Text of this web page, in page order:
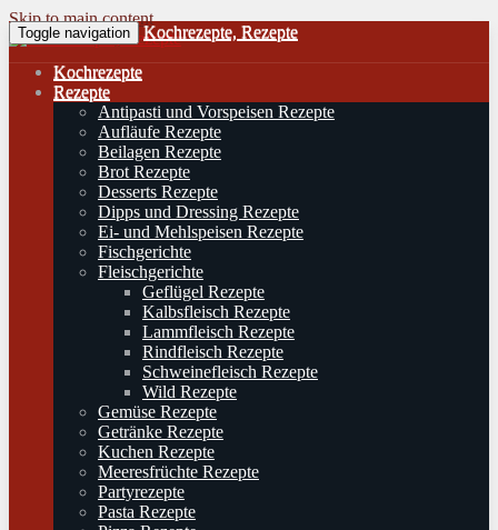
Skip to main content
Toggle navigation Kochrezepte, Rezepte
Kochrezepte
Rezepte
Antipasti und Vorspeisen Rezepte
Aufläufe Rezepte
Beilagen Rezepte
Brot Rezepte
Desserts Rezepte
Dipps und Dressing Rezepte
Ei- und Mehlspeisen Rezepte
Fischgerichte
Fleischgerichte
Geflügel Rezepte
Kalbsfleisch Rezepte
Lammfleisch Rezepte
Rindfleisch Rezepte
Schweinefleisch Rezepte
Wild Rezepte
Gemüse Rezepte
Getränke Rezepte
Kuchen Rezepte
Meeresfrüchte Rezepte
Partyrezepte
Pasta Rezepte